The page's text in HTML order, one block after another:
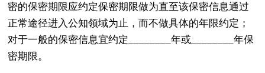
密的保密期限应约定保密期限做为直至该保密信息通过
正常途径进入公知领域为止，而不做具体的年限约定；
对于一般的保密信息宜约定________年或________年保
密期限。